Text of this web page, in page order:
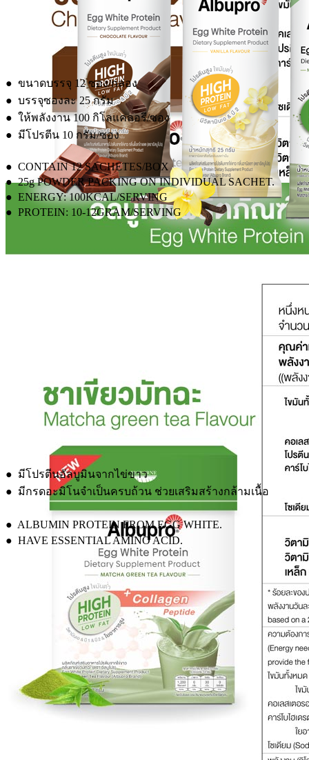
● ขนาดบรรจุ 12 ซอง/กล่อง
● บรรจุซองละ 25 กรัม
● ให้พลังงาน 100 กิโลแคลอรี/ซอง
● มีโปรตีน 10 กรัม/ซอง
● CONTAIN 12 SACHETES/BOX
●25g POWDER PACKING ON INDIVIDUAL SACHET.
● ENERGY: 100KCAL/SERVING
● PROTEIN: 10-12GRAM/SERVING
● มีโปรตีนอัลบูมินจากไข่ขาว
● มีกรดอะมิโนจำเป็นครบถ้วน ช่วยเสริมสร้างกล้ามเนื้อ
● ALBUMIN PROTEIN FROM EGG WHITE.
● HAVE ESSENTIAL AMINO ACID.